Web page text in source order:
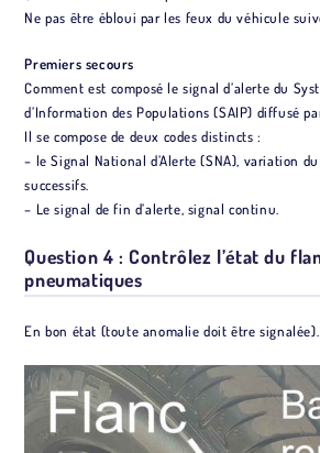
Ne pas être ébloui par les feux du véhicule
Premiers secours
Comment est composé le signal d’alerte du
d’Information des Populations (SAIP) diffusé
Il se compose de deux codes distincts :
– le Signal National d’Alerte (SNA), variation
successifs.
– Le signal de fin d’alerte, signal continu.
Question 4 : Contrôlez l’état du
pneumatiques
En bon état (toute anomalie doit être signalée).